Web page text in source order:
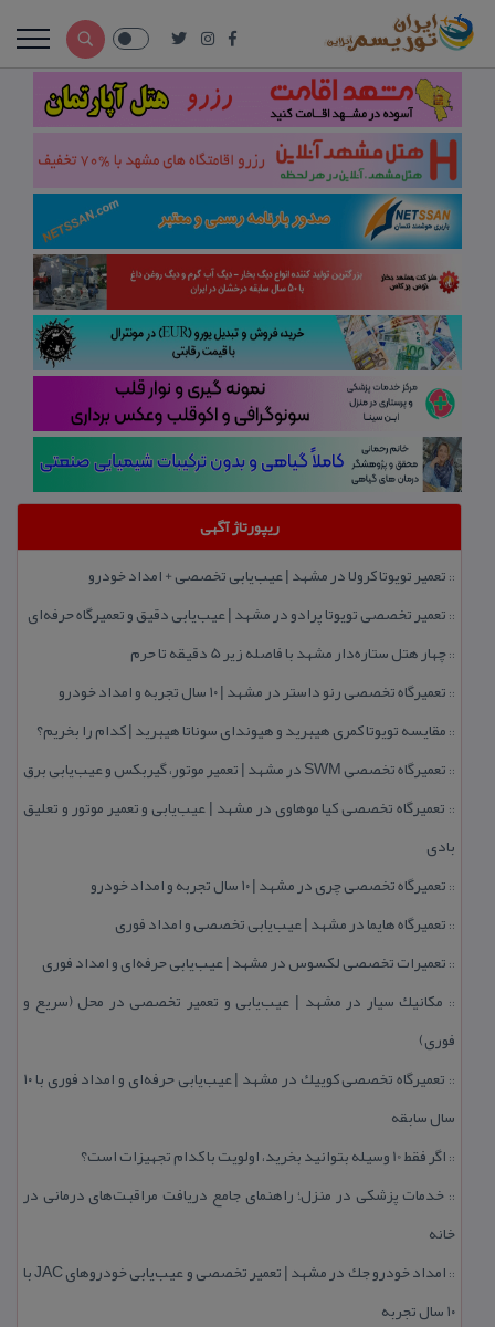
ریپورتاژ آگهی
:: تعمیر تویوتا كرولا در مشهد | عیب‌یابی تخصصی + امداد خودرو
:: تعمیر تخصصی تویوتا پرادو در مشهد | عیب‌یابی دقیق و تعمیرگاه حرفه‌ای
::چهار هتل‌ ستاره‌دار مشهد با فاصله زیر 5 دقیقه تا حرم
:: تعمیرگاه تخصصی رنو داستر در مشهد | ۱۰ سال تجربه و امداد خودرو
:: مقایسه تویوتا كمری هیبرید و هیوندای سوناتا هیبرید | كدام را بخریم؟
:: تعمیرگاه تخصصی SWM در مشهد | تعمیر موتور، گیربكس و عیب‌یابی برق
:: تعمیرگاه تخصصی كیا موهاوی در مشهد | عیب‌یابی و تعمیر موتور و تعلیق
بادی
:: تعمیرگاه تخصصی چری در مشهد | ۱۰ سال تجربه و امداد خودرو
:: تعمیرگاه هایما در مشهد | عیب‌یابی تخصصی و امداد فوری
:: تعمیرات تخصصی لكسوس در مشهد | عیب‌یابی حرفه‌ای و امداد فوری
:: مكانیك سیار در مشهد | عیب‌یابی و تعمیر تخصصی در محل (سریع و
فوری)
::
تعمیرگاه تخصصی كوییك در مشهد | عیب‌یابی حرفه‌ای و امداد فوری با ۱۰
سال سابقه
:: اگر فقط 10 وسیله بتوانید بخرید، اولویت با كدام تجهیزات است؟
:: خدمات پزشكی در منزل؛ راهنمای جامع دریافت مراقبت‌های درمانی در
خانه
::
امداد خودرو جك در مشهد | تعمیر تخصصی و عیب‌یابی خودروهای JAC با
۱۰ سال تجربه